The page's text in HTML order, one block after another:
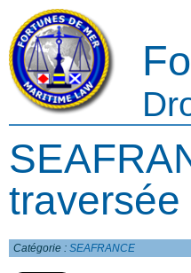
Catégorie : SEAFRANCE